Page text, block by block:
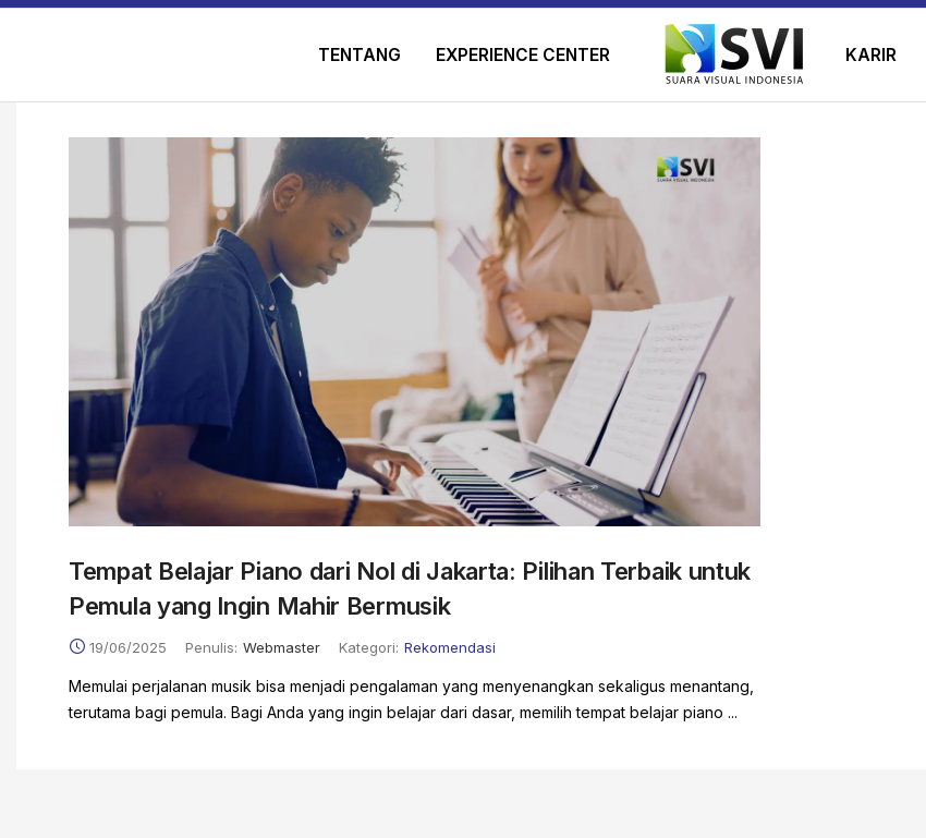
TENTANG EXPERIENCE CENTER KARIR
Tempat Belajar Piano dari Nol di Jakarta: Pilihan Terbaik untuk
Pemula yang Ingin Mahir Bermusik
19/06/2025 Penulis: Webmaster Kategori: Rekomendasi
Memulai perjalanan musik bisa menjadi pengalaman yang menyenangkan sekaligus menantang,
terutama bagi pemula. Bagi Anda yang ingin belajar dari dasar, memilih tempat belajar piano ...